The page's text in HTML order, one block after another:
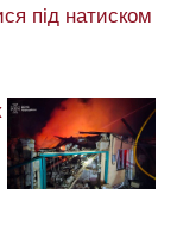
під натиском